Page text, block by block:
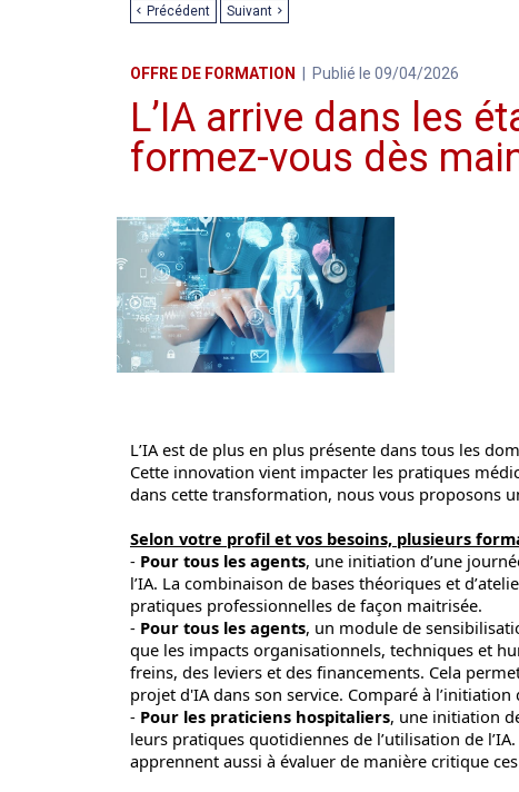
Précédent Suivant
OFFRE DE FORMATION Publié le 09/04/2026
L’IA arrive dans les
formez-vous dès
L’IA est de plus en plus présente dans tous les
Cette innovation vient impacter les pratiques
dans cette transformation, nous vous proposons
Selon votre profil et vos besoins, plusieurs
- Pour tous les agents, une initiation d’une
l’IA. La combinaison de bases théoriques et
pratiques professionnelles de façon maitrisée.
- Pour tous les agents, un module de
que les impacts organisationnels, techniques et
freins, des leviers et des financements. Cela
projet d'IA dans son service. Comparé à
- Pour les praticiens hospitaliers, une initiation
leurs pratiques quotidiennes de l’utilisation de
apprennent aussi à évaluer de manière critique